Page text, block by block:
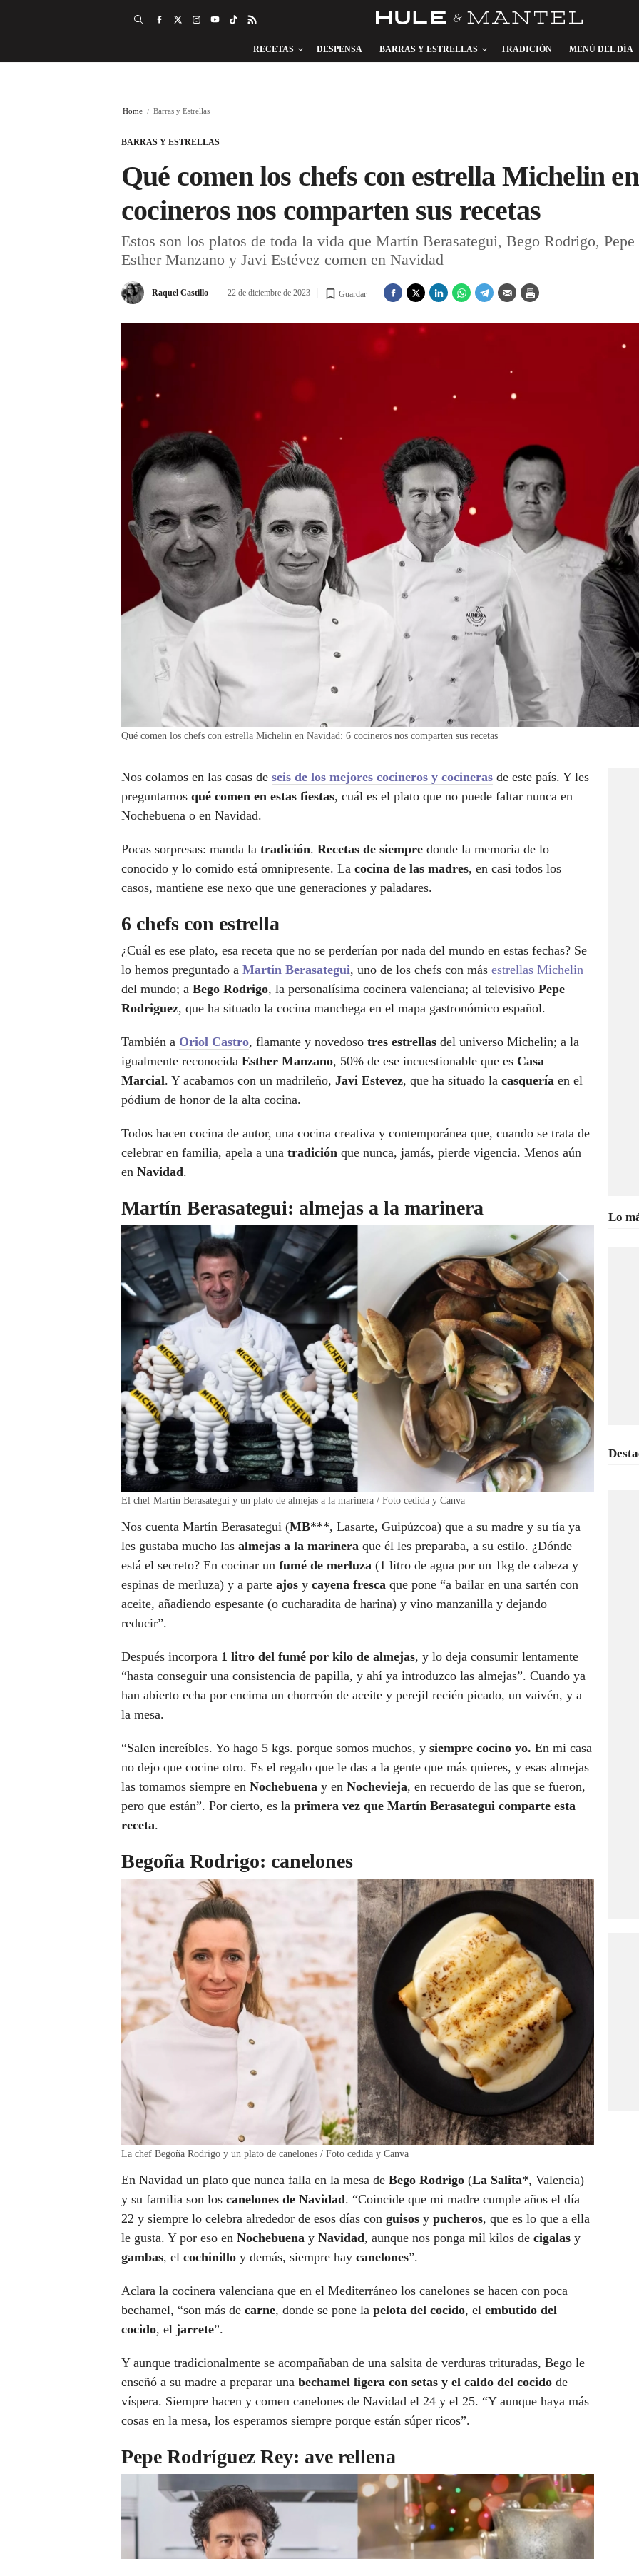
RECETAS DESPENSA BARRAS Y ESTRELLAS TRADICIÓN MENÚ DEL DÍA
Home Barras y Estrellas
BARRAS Y ESTRELLAS
Qué comen los chefs con estrella Michelin
cocineros nos comparten sus recetas
Estos son los platos de toda la vida que Martín Berasategui, Bego Rodrigo,
Esther Manzano y Javi Estévez comen en Navidad
Raquel Castillo 22 de diciembre de 2023 Guardar
Qué comen los chefs con estrella Michelin en Navidad: 6 cocineros nos comparten sus recetas
Nos colamos en las casas de seis de los mejores cocineros y cocineras de este país. Y les
preguntamos qué comen en estas fiestas, cuál es el plato que no puede faltar nunca en
Nochebuena o en Navidad.
Pocas sorpresas: manda la tradición. Recetas de siempre donde la memoria de lo
conocido y lo comido está omnipresente. La cocina de las madres, en casi todos los
casos, mantiene ese nexo que une generaciones y paladares.
6 chefs con estrella
¿Cuál es ese plato, esa receta que no se perderían por nada del mundo en estas fechas? Se
lo hemos preguntado a Martín Berasategui, uno de los chefs con más estrellas Michelin
del mundo; a Bego Rodrigo, la personalísima cocinera valenciana; al televisivo Pepe
Rodriguez, que ha situado la cocina manchega en el mapa gastronómico español.
También a Oriol Castro, flamante y novedoso tres estrellas del universo Michelin; a la
igualmente reconocida Esther Manzano, 50% de ese incuestionable que es Casa
Marcial. Y acabamos con un madrileño, Javi Estevez, que ha situado la casquería en el
pódium de honor de la alta cocina.
Todos hacen cocina de autor, una cocina creativa y contemporánea que, cuando se trata de
celebrar en familia, apela a una tradición que nunca, jamás, pierde vigencia. Menos aún
en Navidad.
Martín Berasategui: almejas a la marinera
El chef Martín Berasategui y un plato de almejas a la marinera / Foto cedida y Canva
Nos cuenta Martín Berasategui (MB***, Lasarte, Guipúzcoa) que a su madre y su tía ya
les gustaba mucho las almejas a la marinera que él les preparaba, a su estilo. ¿Dónde
está el secreto? En cocinar un fumé de merluza (1 litro de agua por un 1kg de cabeza y
espinas de merluza) y a parte ajos y cayena fresca que pone “a bailar en una sartén con
aceite, añadiendo espesante (o cucharadita de harina) y vino manzanilla y dejando
reducir”.
Después incorpora 1 litro del fumé por kilo de almejas, y lo deja consumir lentamente
“hasta conseguir una consistencia de papilla, y ahí ya introduzco las almejas”. Cuando ya
han abierto echa por encima un chorreón de aceite y perejil recién picado, un vaivén, y a
la mesa.
“Salen increíbles. Yo hago 5 kgs. porque somos muchos, y siempre cocino yo. En mi casa
no dejo que cocine otro. Es el regalo que le das a la gente que más quieres, y esas almejas
las tomamos siempre en Nochebuena y en Nochevieja, en recuerdo de las que se fueron,
pero que están”. Por cierto, es la primera vez que Martín Berasategui comparte esta
receta.
Begoña Rodrigo: canelones
La chef Begoña Rodrigo y un plato de canelones / Foto cedida y Canva
En Navidad un plato que nunca falla en la mesa de Bego Rodrigo (La Salita*, Valencia)
y su familia son los canelones de Navidad. “Coincide que mi madre cumple años el día
22 y siempre lo celebra alrededor de esos días con guisos y pucheros, que es lo que a ella
le gusta. Y por eso en Nochebuena y Navidad, aunque nos ponga mil kilos de cigalas y
gambas, el cochinillo y demás, siempre hay canelones”.
Aclara la cocinera valenciana que en el Mediterráneo los canelones se hacen con poca
bechamel, “son más de carne, donde se pone la pelota del cocido, el embutido del
cocido, el jarrete”.
Y aunque tradicionalmente se acompañaban de una salsita de verduras trituradas, Bego le
enseñó a su madre a preparar una bechamel ligera con setas y el caldo del cocido de
víspera. Siempre hacen y comen canelones de Navidad el 24 y el 25. “Y aunque haya más
cosas en la mesa, los esperamos siempre porque están súper ricos”.
Pepe Rodríguez Rey: ave rellena
Lo